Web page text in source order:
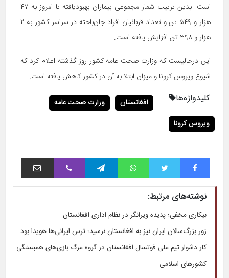
است. بدین ترتیب شمار مجموعی بیماران بهبودیافته تا امروز به ۴۷
هزار و ۵۴۹ تن و تعداد قربانیان افراد جان‌باخته در سراسر کشور به ۲
هزار و ۳۹۸ تن افزایش یافته است.
این درحالیست که وزارت صحت عامه کشور روز گذشته اعلام کرد که
شیوع ویروس کرونا و میزان ابتلا به آن در کشور کاهش یافته است.
کلیدواژه‌ها افغانستان
وزارت صحت عامه
ویروس کرونا
فیس بوک توییتر واتس آپ تلگرام وایبر اشتراک با ایمیل
نوشته‌های مرتبط:
بیکاری مخفی؛ پدیده ویرانگر در نظام اداری افغانستان
زور بزرگ‌سالان ایران نیز به افغانستان نرسید؛ ترس ایرانی‌ها هویدا بود
کار دشوار تیم ملی فوتسال افغانستان در گروه مرگ بازی‌های همبستگی
کشورهای اسلامی